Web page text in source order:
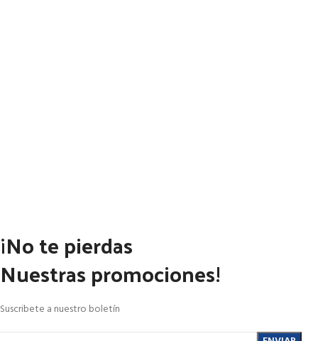
¡No te pierdas
Nuestras promociones!
Suscribete a nuestro boletín